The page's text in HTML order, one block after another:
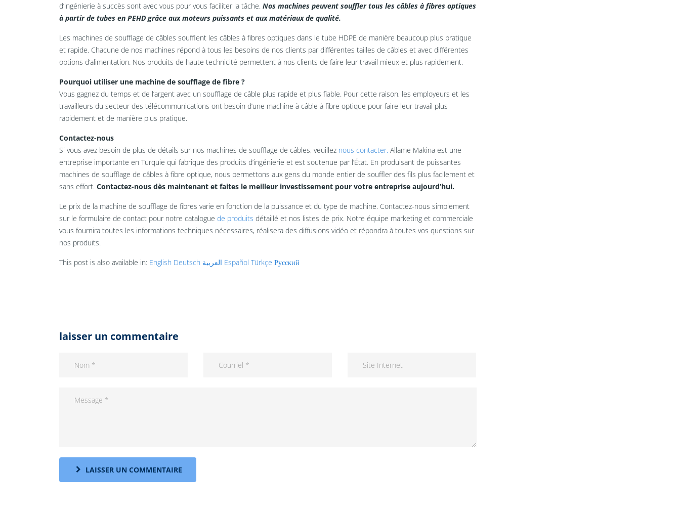
d’ingénierie à succès sont avec vous pour vous faciliter la tâche. Nos machines peuvent souffler tous les câbles à fibres optiques
à partir de tubes en PEHD grâce aux moteurs puissants et aux matériaux de qualité.
Les machines de soufflage de câbles soufflent les câbles à fibres optiques dans le tube HDPE de manière beaucoup plus pratique
et rapide. Chacune de nos machines répond à tous les besoins de nos clients par différentes tailles de câbles et avec différentes
options d’alimentation. Nos produits de haute technicité permettent à nos clients de faire leur travail mieux et plus rapidement.
Pourquoi utiliser une machine de soufflage de fibre ?
Vous gagnez du temps et de l’argent avec un soufflage de câble plus rapide et plus fiable. Pour cette raison, les employeurs et les
travailleurs du secteur des télécommunications ont besoin d’une machine à câble à fibre optique pour faire leur travail plus
rapidement et de manière plus pratique.
Contactez-nous
Si vous avez besoin de plus de détails sur nos machines de soufflage de câbles, veuillez nous contacter. Allame Makina est une
entreprise importante en Turquie qui fabrique des produits d’ingénierie et est soutenue par l’État. En produisant de puissantes
machines de soufflage de câbles à fibre optique, nous permettons aux gens du monde entier de souffler des fils plus facilement et
sans effort. Contactez-nous dès maintenant et faites le meilleur investissement pour votre entreprise aujourd’hui.
Le prix de la machine de soufflage de fibres varie en fonction de la puissance et du type de machine. Contactez-nous simplement
sur le formulaire de contact pour notre catalogue de produits détaillé et nos listes de prix. Notre équipe marketing et commerciale
vous fournira toutes les informations techniques nécessaires, réalisera des diffusions vidéo et répondra à toutes vos questions sur
nos produits.
This post is also available in: English Deutsch العربية Español Türkçe Русский
laisser un commentaire
LAISSER UN COMMENTAIRE